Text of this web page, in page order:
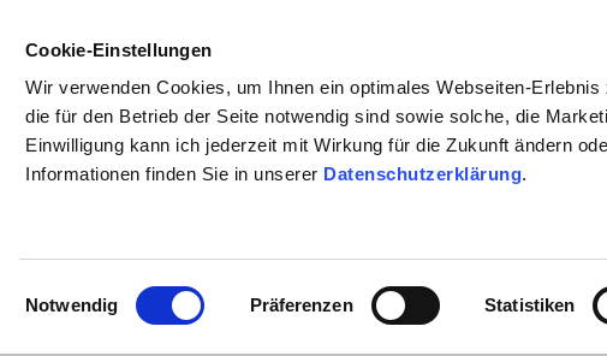
Cookie-Einstellungen
Wir verwenden Cookies, um Ihnen ein optimales Webseiten-
die für den Betrieb der Seite notwendig sind sowie solche, die
Einwilligung kann ich jederzeit mit Wirkung für die Zukunft ändern
Informationen finden Sie in unserer Datenschutzerklärung.
Einwilligungsauswahl
Notwendig Präferenzen Statistiken
>Aktuell >Pressemitteilungen